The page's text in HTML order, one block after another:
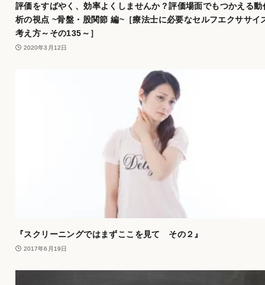
評価をすばやく、効率よくしませんか？評価場面でもつかえる動
析の視点 ~骨盤・股関節 編~［療法士に必要なセルフエクササイ
考え方～その135～］
2020年3月12日
『スクリーニングではまずここを見て その２』
2017年6月19日